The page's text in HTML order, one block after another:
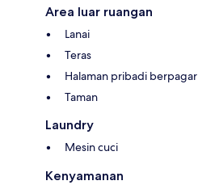
Area luar ruangan
Lanai
Teras
Halaman pribadi berpagar
Taman
Laundry
Mesin cuci
Kenyamanan